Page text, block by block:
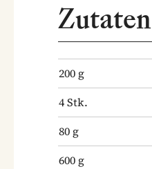
Zutaten
200 g
4Stk.
80 g
600 g